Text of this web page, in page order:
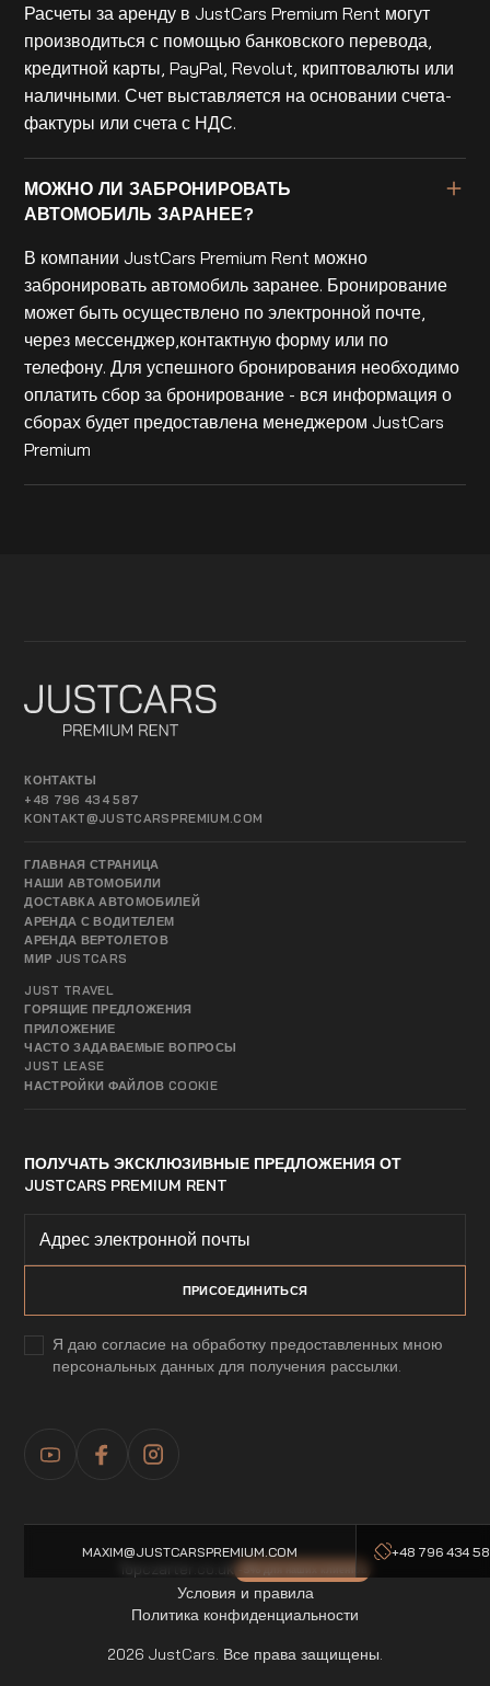
Расчеты за аренду в JustCars Premium Rent могут
производиться с помощью банковского перевода,
кредитной карты, PayPal, Revolut, криптовалюты или
наличными. Счет выставляется на основании счета-
фактуры или счета с НДС.
МОЖНО ЛИ ЗАБРОНИРОВАТЬ
АВТОМОБИЛЬ ЗАРАНЕЕ?
В компании JustCars Premium Rent можно
забронировать автомобиль заранее. Бронирование
может быть осуществлено по электронной почте,
через мессенджер,контактную форму или по
телефону. Для успешного бронирования необходимо
оплатить сбор за бронирование - вся информация о
сборах будет предоставлена менеджером JustCars
Premium
КОНТАКТЫ
+48 796 434 587
KONTAKT@JUSTCARSPREMIUM.COM
ГЛАВНАЯ СТРАНИЦА
НАШИ АВТОМОБИЛИ
ДОСТАВКА АВТОМОБИЛЕЙ
АРЕНДА С ВОДИТЕЛЕМ
АРЕНДА ВЕРТОЛЕТОВ
МИР JUSTCARS
JUST TRAVEL
ГОРЯЩИЕ ПРЕДЛОЖЕНИЯ
ПРИЛОЖЕНИЕ
ЧАСТО ЗАДАВАЕМЫЕ ВОПРОСЫ
JUST LEASE
НАСТРОЙКИ ФАЙЛОВ COOKIE
ПОЛУЧАТЬ ЭКСКЛЮЗИВНЫЕ ПРЕДЛОЖЕНИЯ ОТ
JUSTCARS PREMIUM RENT
Я даю согласие на обработку предоставленных мною
персональных данных для получения рассылки.
MAXIM@JUSTCARSPREMIUM.COM +48 796 434
Политика конфиденциальности
Условия и правила
Topczarter.co.uk
2026 JustCars. Все права защищены.